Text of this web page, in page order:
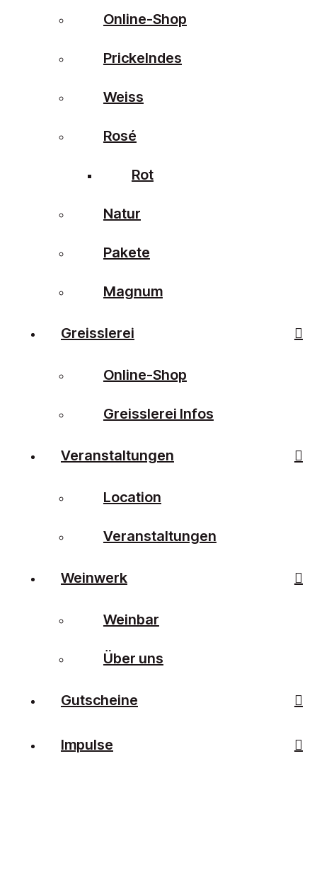
Online-Shop
Prickelndes
Weiss
Rosé
Rot
Natur
Pakete
Magnum
Greisslerei
Online-Shop
Greisslerei Infos
Veranstaltungen
Location
Veranstaltungen
Weinwerk
Weinbar
Über uns
Gutscheine
Impulse